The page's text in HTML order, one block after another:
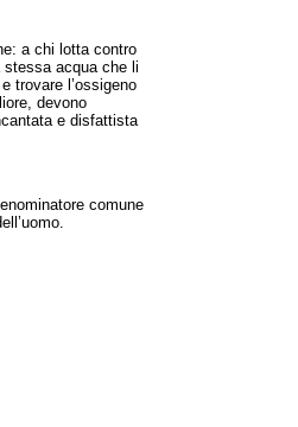
a chi lotta contro
stessa acqua che li
trovare l’ossigeno
devono
e disfattista
comune